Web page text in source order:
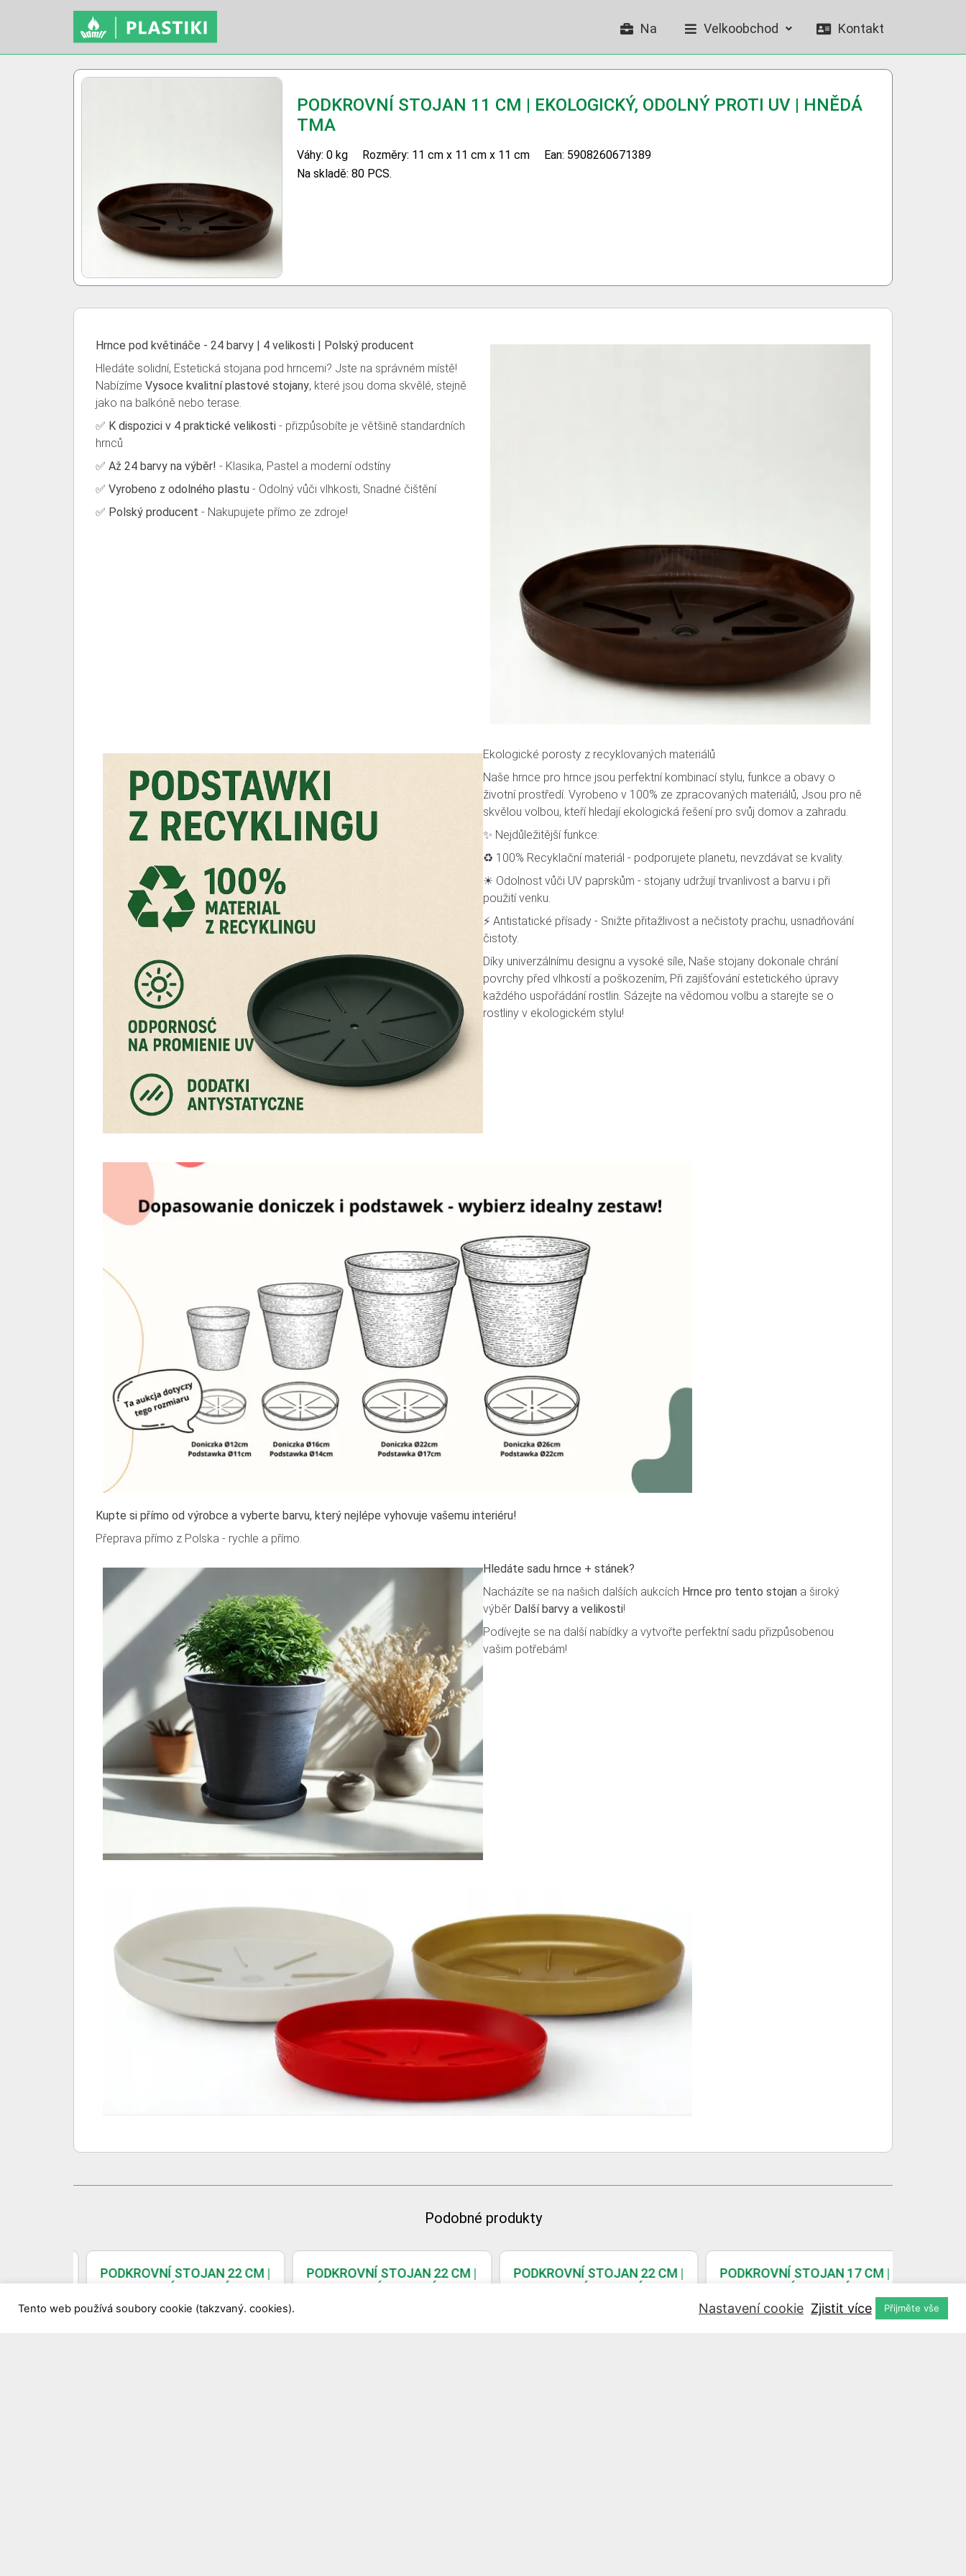
Na Velkoobchod Kontakt
PODKROVNÍ STOJAN 11 CM | EKOLOGICKÝ, ODOLNÝ PROTI UV | HNĚDÁ
TMA
Váhy: 0 kg Rozměry: 11 cm x 11 cm x 11 cm
Ean: 5908260671389
Na skladě: 80 PCS.
Hrnce pod květináče - 24 barvy | 4 velikosti | Polský producent
Hledáte solidní, Estetická stojana pod hrncemi? Jste na správném místě!
Nabízíme Vysoce kvalitní plastové stojany, které jsou doma skvělé, stejně
jako na balkóně nebo terase.
✅ K dispozici v 4 praktické velikosti - přizpůsobíte je většině standardních
hrnců
✅ Až 24 barvy na výběr! - Klasika, Pastel a moderní odstíny
✅ Vyrobeno z odolného plastu - Odolný vůči vlhkosti, Snadné čištění
✅ Polský producent - Nakupujete přímo ze zdroje!
Ekologické porosty z recyklovaných materiálů
Naše hrnce pro hrnce jsou perfektní kombinací stylu, funkce a obavy o
životní prostředí. Vyrobeno v 100% ze zpracovaných materiálů, Jsou pro ně
skvělou volbou, kteří hledají ekologická řešení pro svůj domov a zahradu.
✨ Nejdůležitější funkce:
♻ 100% Recyklační materiál - podporujete planetu, nevzdávat se kvality.
☀ Odolnost vůči UV paprskům - stojany udržují trvanlivost a barvu i při
použití venku.
⚡ Antistatické přísady - Snižte přitažlivost a nečistoty prachu, usnadňování
čistoty.
Díky univerzálnímu designu a vysoké síle, Naše stojany dokonale chrání
povrchy před vlhkostí a poškozením, Při zajišťování estetického úpravy
každého uspořádání rostlin. Sázejte na vědomou volbu a starejte se o
rostliny v ekologickém stylu!
Kupte si přímo od výrobce a vyberte barvu, který nejlépe vyhovuje vašemu interiéru!
Přeprava přímo z Polska - rychle a přímo.
Hledáte sadu hrnce + stánek?
Nacházíte se na našich dalších aukcích Hrnce pro tento stojan a široký
výběr Další barvy a velikosti!
Podívejte se na další nabídky a vytvořte perfektní sadu přizpůsobenou
vašim potřebám!
Podobné produkty
PROTI
PODKROVNÍ STOJAN 22 CM |
EKOLOGICKÝ, ODOLNÝ PROTI
UV | BÍLÝ
PODKROVNÍ STOJAN 22 CM |
EKOLOGICKÝ, ODOLNÝ PROTI
PODKROVNÍ STOJAN 22 CM |
EKOLOGICKÝ, ODOLNÝ PROTI
PODKROVNÍ STOJAN 17 CM |
EKOLOGICKÝ, ODOLNÝ PROTI
UV | ČERVENÁ PRŮHLEDNÁ
Tento web používá soubory cookie (takzvaný. cookies). Nastavení cookie Zjistit více Přijměte vše